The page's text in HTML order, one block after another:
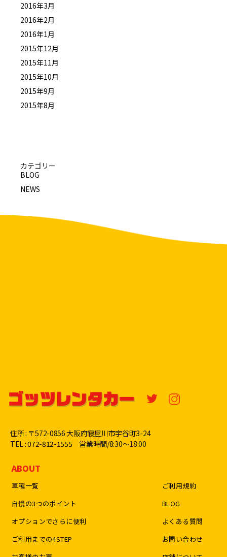
2016年3月
2016年2月
2016年1月
2015年12月
2015年11月
2015年10月
2015年9月
2015年8月
カテゴリー
BLOG
NEWS
住所 : 〒572-0856 大阪府寝屋川市宇谷町3-24
TEL : 072-812-1555 営業時間/8:30〜18:00
ABOUT
車種一覧
ご利用規約
自慢の3つのポイント
BLOG
オプションでさらに便利
よくある質問
ご利用までの4STEP
お問い合わせ